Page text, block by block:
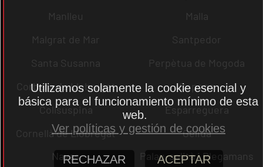
Manlleu
Malla
Malgrat de Mar
Santpedor
Santa Susanna
Perpètua de Mogoda
Corbera de Llobregat
Copons
Collsuspina
Esparreguera
Cornellà de Llobregat
Gelida
Navas
Palau-solità i Plegamans
Utilizamos solamente la cookie esencial y
básica para el funcionamiento mínimo de esta
web.
Ver políticas y gestión de cookies
RECHAZAR ACEPTAR